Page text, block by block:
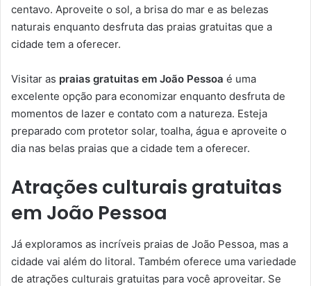
centavo. Aproveite o sol, a brisa do mar e as belezas
naturais enquanto desfruta das praias gratuitas que a
cidade tem a oferecer.
Visitar as praias gratuitas em João Pessoa é uma
excelente opção para economizar enquanto desfruta de
momentos de lazer e contato com a natureza. Esteja
preparado com protetor solar, toalha, água e aproveite o
dia nas belas praias que a cidade tem a oferecer.
Atrações culturais gratuitas
em João Pessoa
Já exploramos as incríveis praias de João Pessoa, mas a
cidade vai além do litoral. Também oferece uma variedade
de atrações culturais gratuitas para você aproveitar. Se